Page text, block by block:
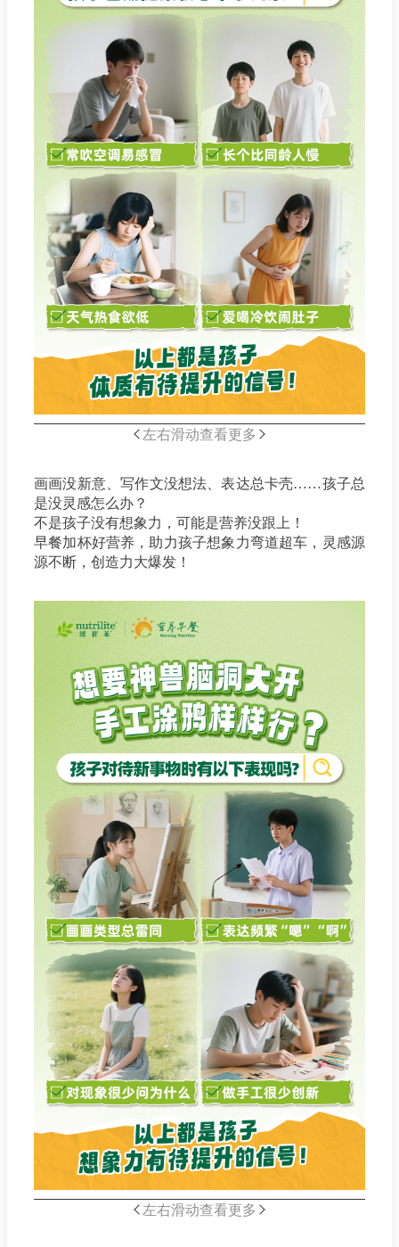
左右滑动查看更多
画画没新意、写作文没想法、表达总卡壳……孩子总
是没灵感怎么办？
不是孩子没有想象力，可能是营养没跟上！
早餐加杯好营养，助力孩子想象力弯道超车，灵感源
源不断，创造力大爆发！
左右滑动查看更多